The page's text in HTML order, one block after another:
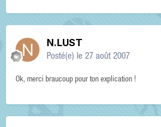
N.LUST
Posté(e) le 27 août 2007
Ok, merci braucoup pour ton explication !